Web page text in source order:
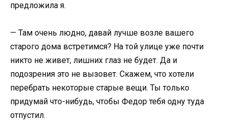
предложила я.
— Там очень людно, давай лучше возле вашего
старого дома встретимся? На той улице уже почти
никто не живет, лишних глаз не будет. Да и
подозрения это не вызовет. Скажем, что хотели
перебрать некоторые старые вещи. Ты только
придумай что-нибудь, чтобы Федор тебя одну туда
отпустил.